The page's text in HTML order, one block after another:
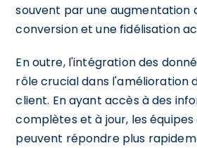
souvent par une augmentation
conversion et une fidélisation
En outre, l'intégration des
rôle crucial dans l'amélioration
client. En ayant accès à des
complètes et à jour, les
peuvent répondre plus